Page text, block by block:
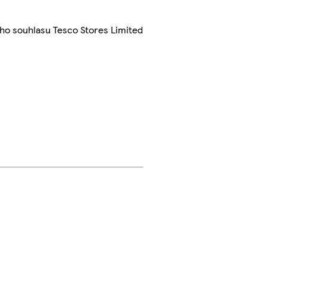
souhlasu Tesco Stores Limited